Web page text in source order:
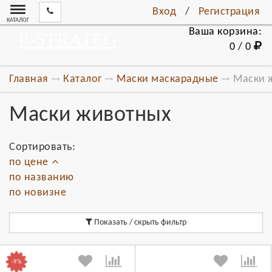
Вход / Регистрация
КАТАЛОГ
Ваша корзина:
0 / 0
Главная Каталог Маски маскарадные Маски
Маски животных
Сортировать:
по цене
по названию
по новизне
Показать / скрыть фильтр
-9%